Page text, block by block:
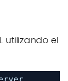
utilizando el